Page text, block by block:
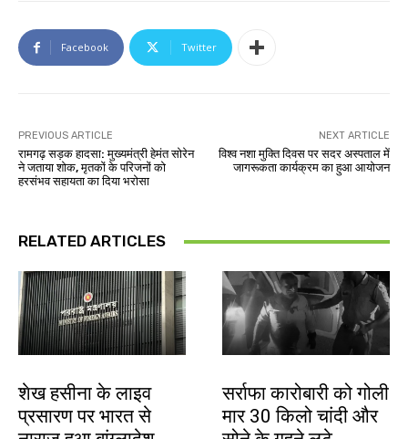
Facebook Twitter
PREVIOUS ARTICLE
रामगढ़ सड़क हादसा: मुख्यमंत्री हेमंत सोरेन
ने जताया शोक, मृतकों के परिजनों को
हरसंभव सहायता का दिया भरोसा
NEXT ARTICLE
विश्व नशा मुक्ति दिवस पर सदर अस्पताल में
जागरूकता कार्यक्रम का हुआ आयोजन
RELATED ARTICLES
शेख हसीना के लाइव
प्रसारण पर भारत से
सर्राफा कारोबारी को गोली
मार 30 किलो चांदी और